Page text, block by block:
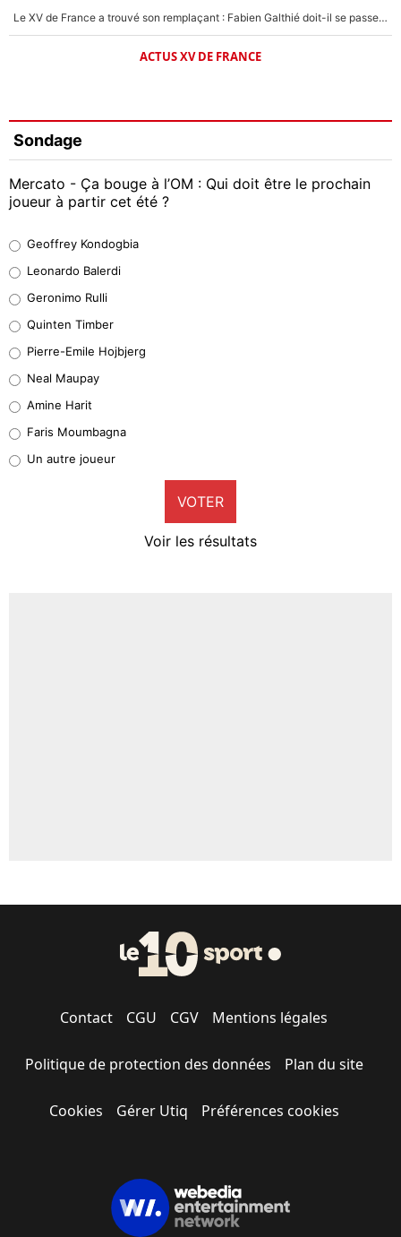
Le XV de France a trouvé son remplaçant : Fabien Galthié doit-il se passer d'Antoine Dupont ?
ACTUS XV DE FRANCE
Sondage
Mercato - Ça bouge à l’OM : Qui doit être le prochain
joueur à partir cet été ?
38%
32%
5%
1%
9%
Geoffrey Kondogbia
Leonardo Balerdi
Geronimo Rulli
Quinten Timber
Pierre-Emile Hojbjerg
Neal Maupay
Amine Harit
Faris Moumbagna
Un autre joueur
VOTER
Voir les résultats
Contact CGU CGV Mentions légales
Politique de protection des données Plan du site
Cookies Gérer Utiq Préférences cookies